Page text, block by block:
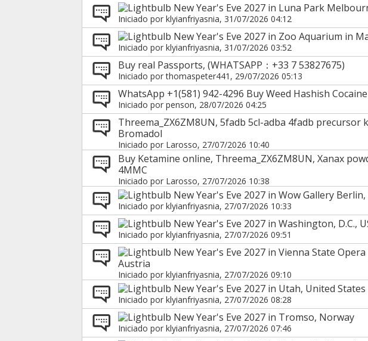
New Year's Eve 2027 in Luna Park
Iniciado por klyianfriyasnia, 31/07/2026 04:12
New Year's Eve 2027 in Zoo Aquarium in
Iniciado por klyianfriyasnia, 31/07/2026 03:52
Buy real Passports, (WHATSAPP：+33 7 53827675)
Iniciado porthomaspeter441 , 29/07/2026 05:13
WhatsApp +1(581) 942-4296 Buy Weed Hashish
Iniciado por penson, 28/07/2026 04:25
Threema_ZX6ZM8UN, 5fadb 5cl-adba 4fadb precursor
Bromadol
Iniciado por Larosso, 27/07/2026 10:40
Buy Ketamine online, Threema_ZX6ZM8UN, Xanax
4MMC
Iniciado por Larosso, 27/07/2026 10:38
New Year's Eve 2027 in Wow Gallery
Iniciado por klyianfriyasnia, 27/07/2026 10:33
New Year's Eve 2027 in Washington, D.C.,
Iniciado por klyianfriyasnia, 27/07/2026 09:51
New Year's Eve 2027 in Vienna State
Austria
Iniciado por klyianfriyasnia, 27/07/2026 09:10
New Year's Eve 2027 in Utah, United States
Iniciado por klyianfriyasnia, 27/07/2026 08:28
New Year's Eve 2027 in Tromso, Norway
Iniciado por klyianfriyasnia, 27/07/2026 07:46